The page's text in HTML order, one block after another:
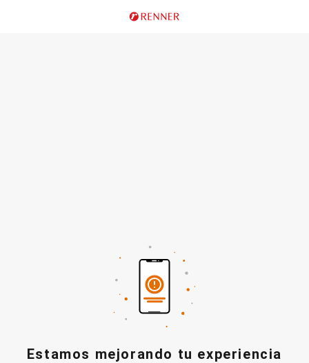
Estamos mejorando tu experiencia